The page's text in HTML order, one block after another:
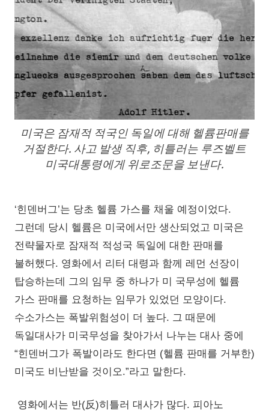
미국은 잠재적 적국인 독일에 대해 헬륨판매를
거절한다. 사고 발생 직후, 히틀러는 루즈벨트
미국대통령에게 위로조문을 보낸다.
‘힌덴버그’는 당초 헬륨 가스를 채울 예정이었다.
그런데 당시 헬륨은 미국에서만 생산되었고 미국은
전략물자로 잠재적 적성국 독일에 대한 판매를
불허했다. 영화에서 리터 대령과 함께 레먼 선장이
탑승하는데 그의 임무 중 하나가 미 국무성에 헬륨
가스 판매를 요청하는 임무가 있었던 모양이다.
수소가스는 폭발위험성이 더 높다. 그 때문에
독일대사가 미국무성을 찾아가서 나누는 대사 중에
“힌덴버그가 폭발이라도 한다면 (헬륨 판매를 거부한)
미국도 비난받을 것이오.”라고 말한다.
영화에서는 반(反)히틀러 대사가 많다. 피아노